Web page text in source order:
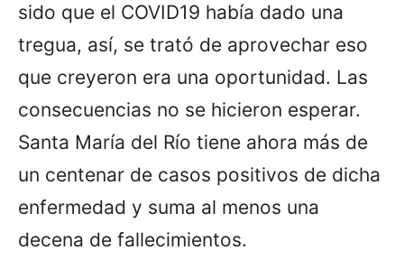
sido que el COVID19 había dado una
tregua, así, se trató de aprovechar eso
que creyeron era una oportunidad. Las
consecuencias no se hicieron esperar.
Santa María del Río tiene ahora más de
un centenar de casos positivos de dicha
enfermedad y suma al menos una
decena de fallecimientos.